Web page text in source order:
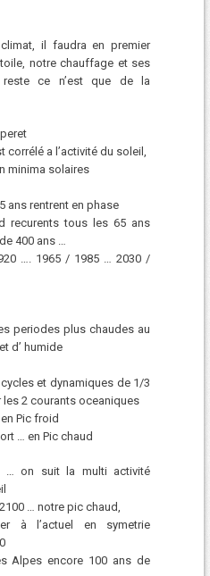
il faudra en premier
notre chauffage et ses
ce n’est que de la
corrélé a l’activité du soleil,
minima solaires
ans rentrent en phase
recurents tous les 65 ans
400 ans …
…. 1965 / 1985 … 2030 /
periodes plus chaudes au
d’ humide
et dynamiques de 1/3
2 courants oceaniques
Pic froid
… en Pic chaud
… on suit la multi activité
… notre pic chaud,
à l’actuel en symetrie
Alpes encore 100 ans de